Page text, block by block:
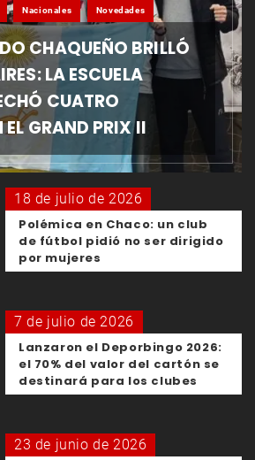
Nacionales Novedades
CHAQUEÑO BRILLÓ
LA ESCUELA
CUATRO
EL GRAND PRIX II
18 de julio de 2026
Polémica en Chaco: un club
de fútbol pidió no ser dirigido
por mujeres
7 de julio de 2026
Lanzaron el Deporbingo 2026:
el 70% del valor del cartón se
destinará para los clubes
23 de junio de 2026